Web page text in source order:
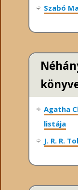
Szabó
Agatha
listája
J. R. R.